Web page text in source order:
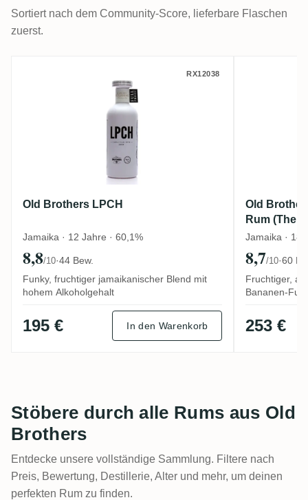
Sortiert nach dem Community-Score, lieferbare Flaschen
zuerst.
RX12038
Old Brothers LPCH
Jamaika · 12 Jahre · 60,1%
8,8/10·44 Bew.
Funky, fruchtiger jamaikanischer Blend mit
hohem Alkoholgehalt
195 € In den Warenkorb
Old
Rum (The
Jamaika · 18
8,7/10·60
Fruchtiger,
Bananen-
253 €
Stöbere durch alle Rums aus Old
Brothers
Entdecke unsere vollständige Sammlung. Filtere nach
Preis, Bewertung, Destillerie, Alter und mehr, um deinen
perfekten Rum zu finden.